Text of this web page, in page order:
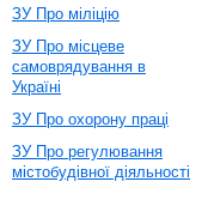
ЗУ Про міліцію
ЗУ Про місцеве
самоврядування в
Україні
ЗУ Про охорону праці
ЗУ Про регулювання
містобудівної діяльності